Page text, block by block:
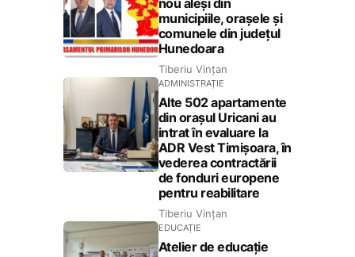
municipiile, orașele și
comunele din județul
Hunedoara
Tiberiu Vințan
ADMINISTRAȚIE
Alte 502 apartamente
din orașul Uricani au
intrat în evaluare la
ADR Vest Timișoara, în
vederea contractării
de fonduri europene
pentru reabilitare
Tiberiu Vințan
EDUCAȚIE
Atelier de educație